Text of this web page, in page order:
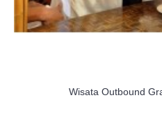
Wisata Outbound